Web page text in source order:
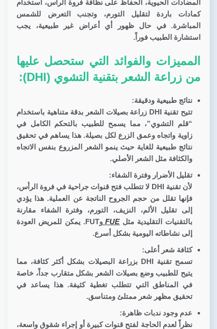
المضادات الحيوية، الحفاظ على نظافة فروة الرأس، استخدام
كمادات باردة لتقليل التورم، وتجنب التعرض للشمس
المباشرة. في حال ظهور أي أعراض غير طبيعية، يجب
استشارة الطبيب فوراً.
المميزات والفوائد التي ستحصل عليها
من زراعة الشعر بتقنية التشوي (DHI):
نتائج طبيعية ودقيقة:
تتيح تقنية DHI زراعة بصيلات الشعر بدقة متناهية باستخدام
“قلم التشوي”، مما يسمح للطبيب بالتحكم الكامل في
زاوية واتجاه وعمق الزرع لكل بصيلة. هذا يساهم في تحقيق
نتائج طبيعية للغاية حيث ينمو الشعر المزروع بنفس الاتجاه
والكثافة مثل الشعر الأصلي.
تقليل الأضرار وفترة الشفاء:
لأن تقنية DHI لا تتطلب فتح قنوات جراحية في فروة الرأس،
فإنها تقلل من حجم الجروح الناتجة عن العملية. هذا يؤدي
إلى تقليل الألم، النزيف، التورم، وفترة الشفاء مقارنة
بالتقنيات التقليدية مثلFUE
وFUT. يمكن للمريض العودة
إلى نشاطاته اليومية بشكل أسرع.
كثافة شعر أعلى:
تسمح تقنية DHI بزراعة البصيلات بشكل أكثر كثافة، مما
يتيح للطبيب وضع بصيلات الشعر بشكل متقارب جداً، خاصة
في المناطق التي تتطلب تغطية كثيفة. هذا يساعد في
تحقيق مظهر شعر ممتلئ ومتناسق.
عدم وجود ندبات ظاهرة:
نظراً لعدم الحاجة لفتح قنوات كبيرة أو إجراء شقوق واسعة،